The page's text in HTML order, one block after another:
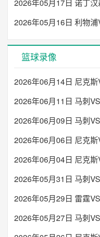
篮球录像
2026年05月31日 马刺
2026年05月29日 雷霆
2026年05月27日 马刺